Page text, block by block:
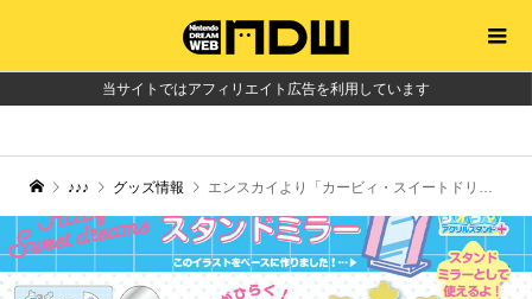
当サイトではアフィリエイト広告を利用しています
♪♪♪ グッズ情報 エンスカイより「カービィ・スイートドリームス」のアクリル製スタンドミラーが発売